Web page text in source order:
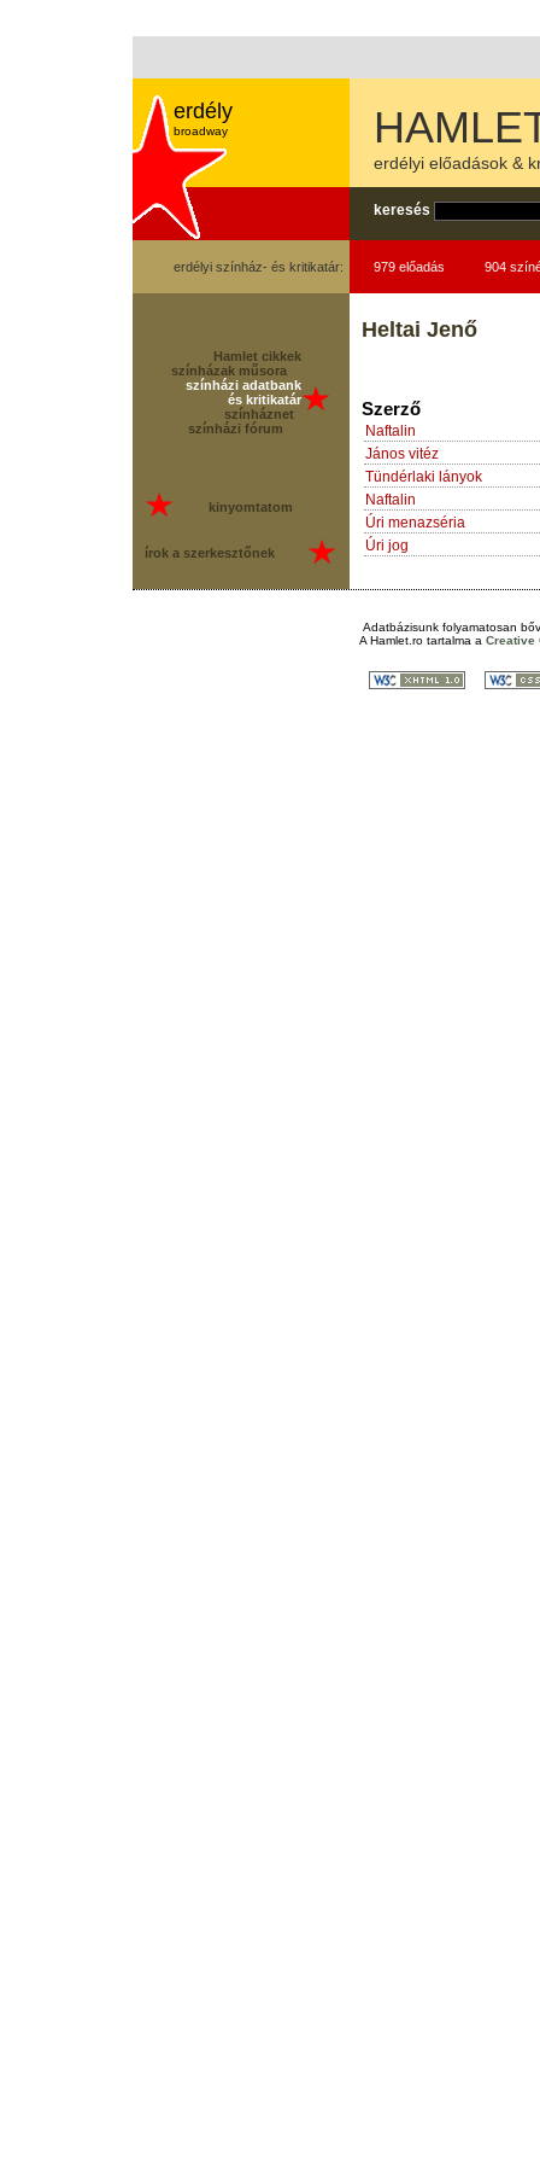
erdély
broadway
erdélyi előadások &
keresés
erdélyi színház- és kritikatár: 979 előadás 904
Heltai Jenő
Szerző
Naftalin
János vitéz
Tündérlaki lányok
Naftalin
Úri menazséria
Úri jog
Hamlet cikkek
színházak műsora
színházi adatbank
és kritikatár
színháznet
színházi fórum
kinyomtatom
írok a szerkesztőnek
Adatbázisunk folyamatosan
A Hamlet.ro tartalma a Creative